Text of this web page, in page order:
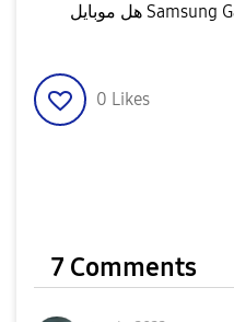
هل موبايل Samsung Galaxy A35 5G يدعم خاصية. فى
0 Likes
7 Comments